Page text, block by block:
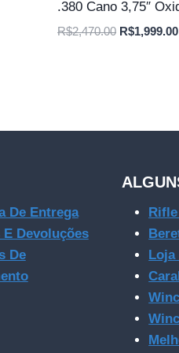
.380 Cano 3,75″
R$2,470.00 O
R$1,999.00
De Entrega
E Devoluções
De
Loja